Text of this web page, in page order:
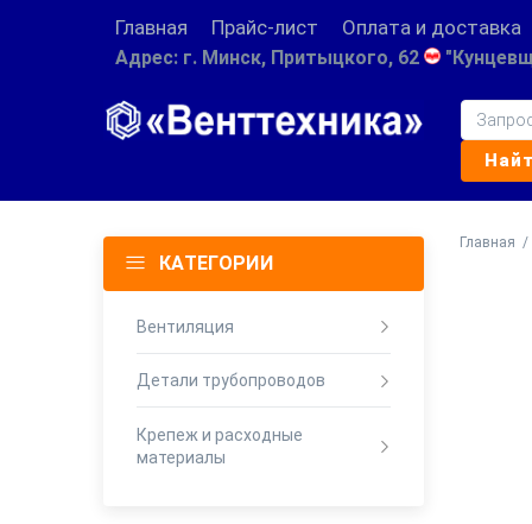
Главная Прайс-лист Оплата и доставка
Адрес: г. Минск, Притыцкого, 62
КАТЕГОРИИ
Вентиляция
Детали трубопроводов
Крепеж и расходные
материалы
Главная /